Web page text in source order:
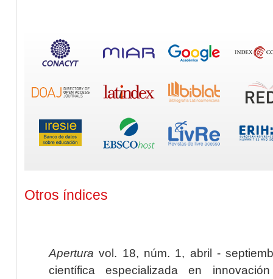
Otros índices
Apertura vol. 18, núm. 1, abril -
científica especializada en